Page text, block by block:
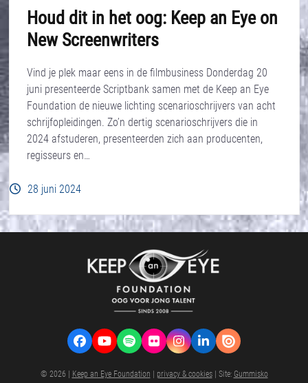
Houd dit in het oog: Keep an Eye on
New Screenwriters
Vind je plek maar eens in de filmbusiness Donderdag 20
juni presenteerde Scriptbank samen met de Keep an Eye
Foundation de nieuwe lichting scenarioschrijvers van acht
schrijfopleidingen. Zo’n dertig scenarioschrijvers die in
2024 afstuderen, presenteerden zich aan producenten,
regisseurs en…
28 juni 2024
FacebookYouTubeSpotifyFlickrInstagram
LinkedIn
VK
© 2026 | Keep an Eye Foundation | privacy & cookies| Site: Gummisko